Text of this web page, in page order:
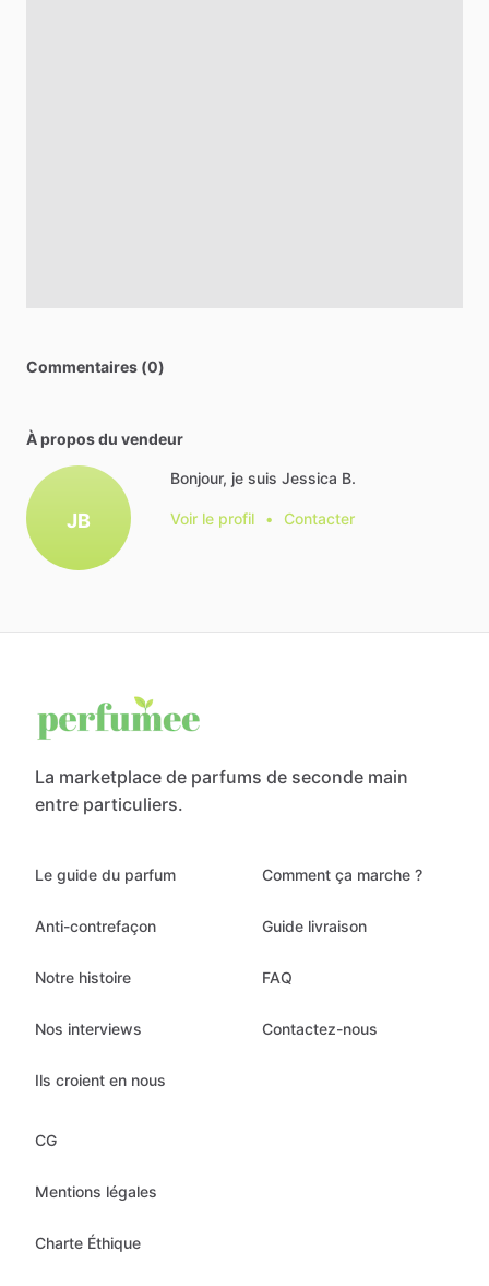
Commentaires (0)
À propos du vendeur
JB
Bonjour, je suis Jessica B.
Voir le profil • Contacter
La marketplace de parfums de seconde main
entre particuliers.
Le guide du parfum
Anti-contrefaçon
Notre histoire
Nos interviews
Ils croient en nous
Comment ça marche ?
Guide livraison
FAQ
Contactez-nous
CG
Mentions légales
Charte Éthique